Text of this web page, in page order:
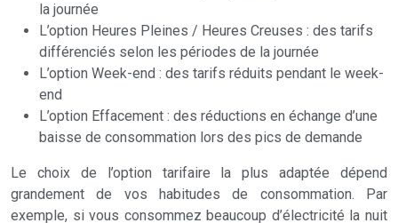
la journée
L’option Heures Pleines / Heures Creuses : des tarifs
différenciés selon les périodes de la journée
L’option Week-end : des tarifs réduits pendant le week-
end
L’option Effacement : des réductions en échange d’une
baisse de consommation lors des pics de demande
Le choix de l’option tarifaire la plus adaptée dépend
grandement de vos habitudes de consommation. Par
exemple, si vous consommez beaucoup d’électricité la nuit